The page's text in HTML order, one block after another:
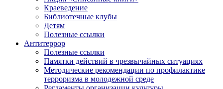
Краеведение
Библиотечные клубы
Детям
Полезные ссылки
Антитеррор
Полезные ссылки
Памятки действий в чрезвычайных ситуациях
Методические рекомендации по профилактике
терроризма в молодежной среде